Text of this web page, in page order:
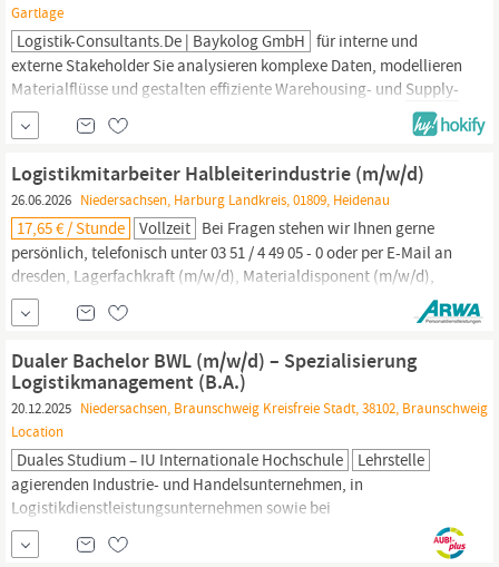
Gartlage
Logistik-Consultants.de | Baykolog GmbH für interne und
externe Stakeholder Sie analysieren komplexe Daten, modellieren
Materialflüsse und gestalten effiziente Warehousing- und Supply-
Chain-Prozesse Sie führen auftragsbezogene Wirtschaftlichkeits-
und Profitabilitätsanalysen durch
Logistikmitarbeiter Halbleiterindustrie (m/w/d)
26.06.2026 Niedersachsen, Harburg Landkreis, 01809, Heidenau
17,65 € / Stunde Vollzeit Bei Fragen stehen wir Ihnen gerne
persönlich, telefonisch unter 03 51 / 4 49 05 - 0 oder per E-Mail an
dresden, Lagerfachkraft (m/w/d), Materialdisponent (m/w/d),
Produktionslogistiker (m/w/d), Fertigungslogistiker (m/w/d),
Versandlogistiker (m/w/d), Logistikkoordinator (m/w/d) oder
(m/w/d)
Dualer Bachelor BWL (m/w/d) – Spezialisierung
Logistikmanagement (B.A.)
20.12.2025 Niedersachsen, Braunschweig Kreisfreie Stadt, 38102, Braunschweig
Location
Duales Studium – IU Internationale Hochschule
Lehrstelle
agierenden Industrie- und Handelsunternehmen, in
Logistikdienstleistungsunternehmen sowie bei
Unternehmensberatungen. Nach Deinem Abschluss arbeitest Du
zum Beispiel als.